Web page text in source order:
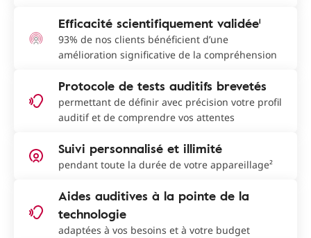
Efficacité scientifiquement validée¹
93% de nos clients bénéficient d’une
amélioration significative de la compréhension
Protocole de tests auditifs brevetés
permettant de définir avec précision votre profil
auditif et de comprendre vos attentes
Suivi personnalisé et illimité
pendant toute la durée de votre appareillage²
Aides auditives à la pointe de la
technologie
adaptées à vos besoins et à votre budget